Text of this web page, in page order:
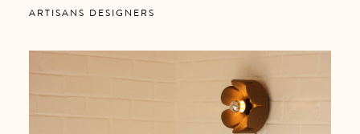
ARTISANS DESIGNERS